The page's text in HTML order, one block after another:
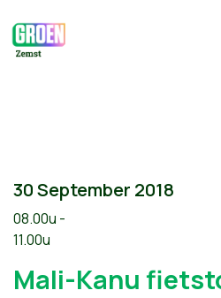
30 September 2018
08.00u -
11.00u
Mali-Kanu